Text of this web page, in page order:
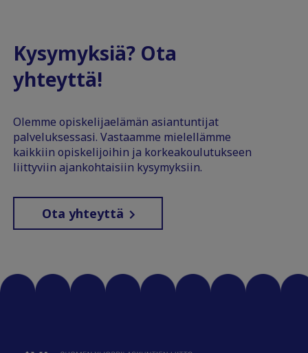
Kysymyksiä? Ota
yhteyttä!
Olemme opiskelijaelämän asiantuntijat
palveluksessasi. Vastaamme mielellämme
kaikkiin opiskelijoihin ja korkeakoulutukseen
liittyviin ajankohtaisiin kysymyksiin.
Ota yhteyttä